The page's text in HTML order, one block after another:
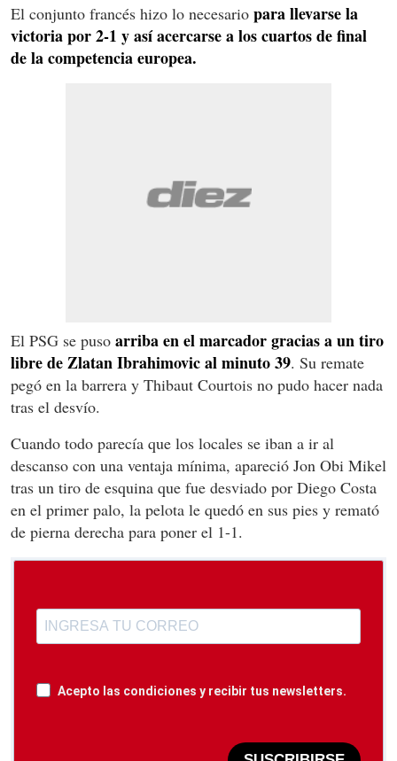
El conjunto francés hizo lo necesario para llevarse la
victoria por 2-1 y así acercarse a los cuartos de final
de la competencia europea.
El PSG se puso arriba en el marcador gracias a un tiro
libre de Zlatan Ibrahimovic al minuto 39. Su remate
pegó en la barrera y Thibaut Courtois no pudo hacer nada
tras el desvío.
Cuando todo parecía que los locales se iban a ir al
descanso con una ventaja mínima, apareció Jon Obi Mikel
tras un tiro de esquina que fue desviado por Diego Costa
en el primer palo, la pelota le quedó en sus pies y remató
de pierna derecha para poner el 1-1.
Acepto las condiciones y recibir tus newsletters.